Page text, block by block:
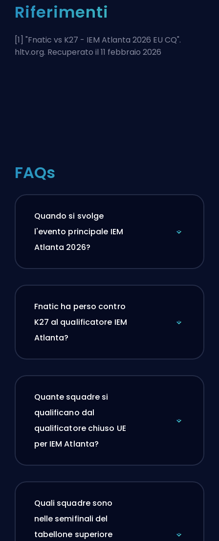
Riferimenti
[1] "Fnatic vs K27 - IEM Atlanta 2026 EU CQ".
hltv.org. Recuperato il 11 febbraio 2026
FAQs
Quando si svolge
l'evento principale IEM
Atlanta 2026?
Fnatic ha perso contro
K27 al qualificatore IEM
Atlanta?
Quante squadre si
qualificano dal
qualificatore chiuso UE
per IEM Atlanta?
Quali squadre sono
nelle semifinali del
tabellone superiore